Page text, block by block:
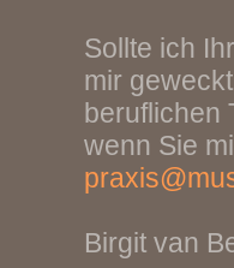
Sollte ich
mir
beruflichen
wenn Sie
Birgit van